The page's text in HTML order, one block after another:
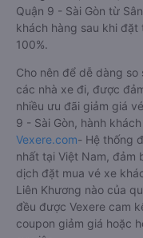
thể là một điều bất lợi
chọn nhà xe nào là phù
bảo giữ chỗ, có được
Quận 9 - Sài Gòn từ
khách hàng sau khi
100%.
Cho nên để dễ dàng so
các nhà xe đi, được
nhiều ưu đãi giảm giá
9 - Sài Gòn, hành
Vexere.com- Hệ thống
nhất tại Việt Nam, đảm
dịch đặt mua vé xe